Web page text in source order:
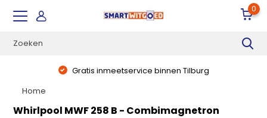
0
Gratis inmeetservice binnen Tilburg
Home
Whirlpool MWF 258 B - Combimagnetron